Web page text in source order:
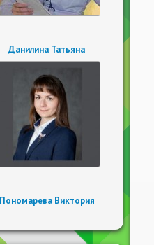
Данилина Татьяна
Пономарева Виктория